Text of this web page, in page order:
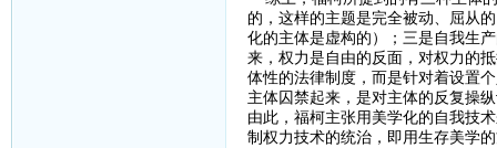
的，这样的主题是完全被动、屈从
化的主体是虚构的）；三是自我生
来，权力是自由的反面，对权力的
体性的法律制度，而是针对着设置
主体囚禁起来，是对主体的反复操
由此，福柯主张用美学化的自我技
制权力技术的统治，即用生存美学